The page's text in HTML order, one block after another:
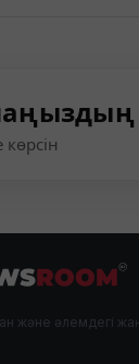
және әлемдегі